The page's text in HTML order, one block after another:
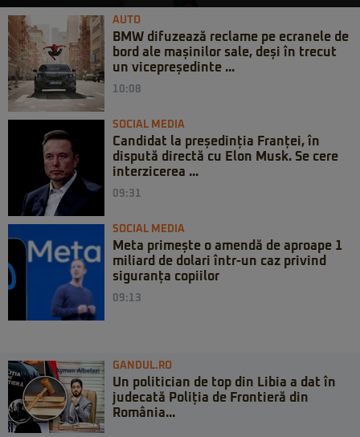
AUTO
BMW difuzează reclame pe ecranele de
bord ale mașinilor sale, deși în trecut
un vicepreședinte ...
10:08
SOCIAL MEDIA
Candidat la președinția Franței, în
dispută directă cu Elon Musk. Se cere
interzicerea ...
09:31
SOCIAL MEDIA
Meta primește o amendă de aproape 1
miliard de dolari într-un caz privind
siguranța copiilor
09:13
GANDUL.RO
Un politician de top din Libia a dat în
judecată Poliția de Frontieră din
România...